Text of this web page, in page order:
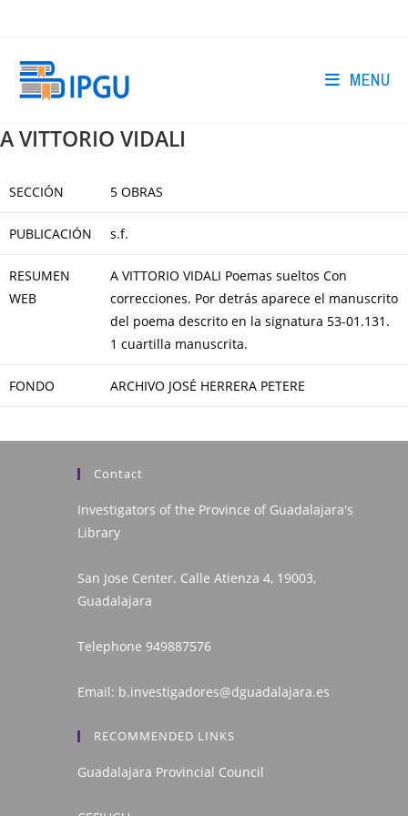
MENU
A VITTORIO VIDALI
SECCIÓN 5 OBRAS
PUBLICACIÓN s.f.
RESUMEN
WEB
A VITTORIO VIDALI Poemas sueltos Con
correcciones. Por detrás aparece el manuscrito
del poema descrito en la signatura 53-01.131.
1 cuartilla manuscrita.
FONDO ARCHIVO JOSÉ HERRERA PETERE
Contact
Investigators of the Province of Guadalajara's
Library
San Jose Center. Calle Atienza 4, 19003,
Guadalajara
Telephone 949887576
Email: b.investigadores@dguadalajara.es
RECOMMENDED LINKS
Guadalajara Provincial Council